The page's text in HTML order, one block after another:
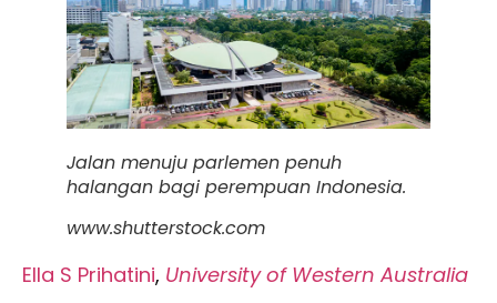
Jalan menuju parlemen penuh
halangan bagi perempuan Indonesia.
www.shutterstock.com
Ella S Prihatini, University of Western Australia